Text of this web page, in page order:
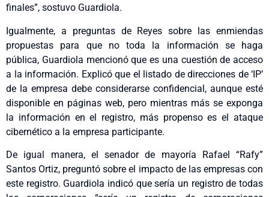
finales”, sostuvo Guardiola.
Igualmente, a preguntas de Reyes sobre las enmiendas
propuestas para que no toda la información se haga
pública, Guardiola mencionó que es una cuestión de acceso
a la información. Explicó que el listado de direcciones de ‘IP’
de la empresa debe considerarse confidencial, aunque esté
disponible en páginas web, pero mientras más se exponga
la información en el registro, más propenso es el ataque
cibernético a la empresa participante.
De igual manera, el senador de mayoría Rafael “Rafy”
Santos Ortiz, preguntó sobre el impacto de las empresas con
este registro. Guardiola indicó que sería un registro de todas